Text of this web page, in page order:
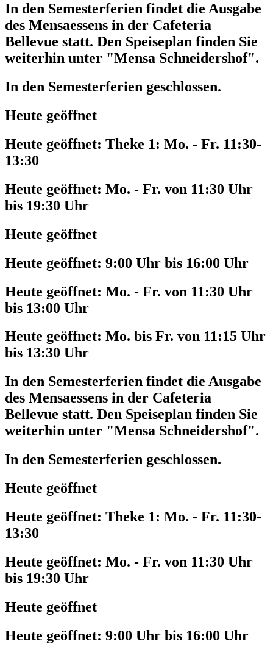
In den Semesterferien findet die Ausgabe
des Mensaessens in der Cafeteria
Bellevue statt. Den Speiseplan finden Sie
weiterhin unter "Mensa Schneidershof".
In den Semesterferien geschlossen.
Heute geöffnet
Heute geöffnet: Theke 1: Mo. - Fr. 11:30-
13:30
Heute geöffnet: Mo. - Fr. von 11:30 Uhr
bis 19:30 Uhr
Heute geöffnet
Heute geöffnet: 9:00 Uhr bis 16:00 Uhr
Heute geöffnet: Mo. - Fr. von 11:30 Uhr
bis 13:00 Uhr
Heute geöffnet: Mo. bis Fr. von 11:15 Uhr
bis 13:30 Uhr
In den Semesterferien findet die Ausgabe
des Mensaessens in der Cafeteria
Bellevue statt. Den Speiseplan finden Sie
weiterhin unter "Mensa Schneidershof".
In den Semesterferien geschlossen.
Heute geöffnet
Heute geöffnet: Theke 1: Mo. - Fr. 11:30-
13:30
Heute geöffnet: Mo. - Fr. von 11:30 Uhr
bis 19:30 Uhr
Heute geöffnet
Heute geöffnet: 9:00 Uhr bis 16:00 Uhr